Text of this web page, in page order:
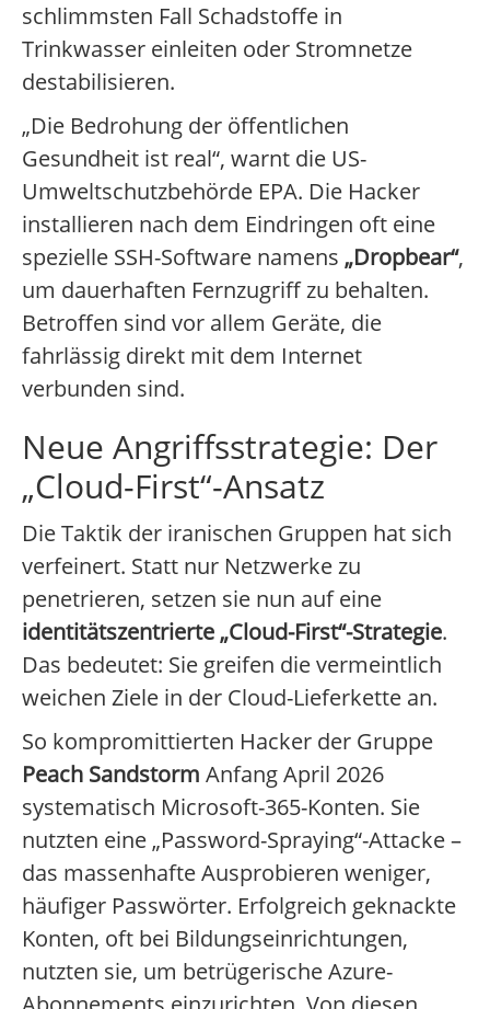
schlimmsten Fall Schadstoffe in
Trinkwasser einleiten oder Stromnetze
destabilisieren.
„Die Bedrohung der öffentlichen
Gesundheit ist real“, warnt die US-
Umweltschutzbehörde EPA. Die Hacker
installieren nach dem Eindringen oft eine
spezielle SSH-Software namens „Dropbear“,
um dauerhaften Fernzugriff zu behalten.
Betroffen sind vor allem Geräte, die
fahrlässig direkt mit dem Internet
verbunden sind.
Neue Angriffsstrategie: Der
„Cloud-First“-Ansatz
Die Taktik der iranischen Gruppen hat sich
verfeinert. Statt nur Netzwerke zu
penetrieren, setzen sie nun auf eine
identitätszentrierte „Cloud-First“-Strategie.
Das bedeutet: Sie greifen die vermeintlich
weichen Ziele in der Cloud-Lieferkette an.
So kompromittierten Hacker der Gruppe
Peach Sandstorm Anfang April 2026
systematisch Microsoft-365-Konten. Sie
nutzten eine „Password-Spraying“-Attacke –
das massenhafte Ausprobieren weniger,
häufiger Passwörter. Erfolgreich geknackte
Konten, oft bei Bildungseinrichtungen,
nutzten sie, um betrügerische Azure-